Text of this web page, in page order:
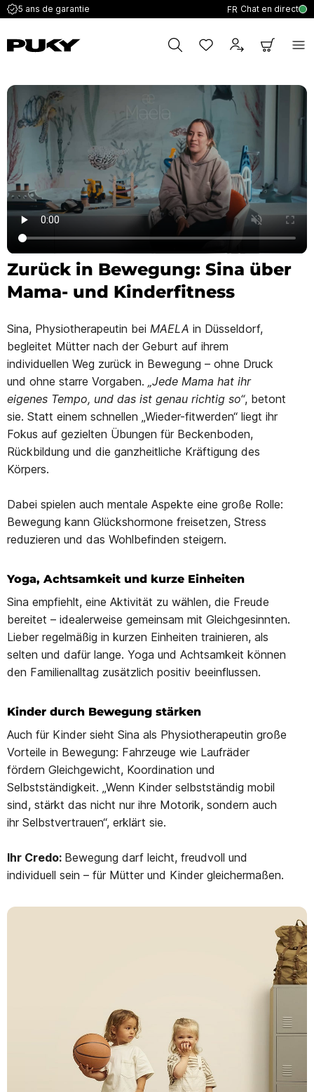
5 ans de garantie FR Chat en direct
Zurück in Bewegung: Sina über
Mama- und Kinderfitness
Sina, Physiotherapeutin bei MAELA in Düsseldorf,
begleitet Mütter nach der Geburt auf ihrem
individuellen Weg zurück in Bewegung – ohne Druck
und ohne starre Vorgaben. „Jede Mama hat ihr
eigenes Tempo, und das ist genau richtig so“, betont
sie. Statt einem schnellen „Wieder-fitwerden“ liegt ihr
Fokus auf gezielten Übungen für Beckenboden,
Rückbildung und die ganzheitliche Kräftigung des
Körpers.
Dabei spielen auch mentale Aspekte eine große Rolle:
Bewegung kann Glückshormone freisetzen, Stress
reduzieren und das Wohlbefinden steigern.
Yoga, Achtsamkeit und kurze Einheiten
Sina empfiehlt, eine Aktivität zu wählen, die Freude
bereitet – idealerweise gemeinsam mit Gleichgesinnten.
Lieber regelmäßig in kurzen Einheiten trainieren, als
selten und dafür lange. Yoga und Achtsamkeit können
den Familienalltag zusätzlich positiv beeinflussen.
Kinder durch Bewegung stärken
Auch für Kinder sieht Sina als Physiotherapeutin große
Vorteile in Bewegung: Fahrzeuge wie Laufräder
fördern Gleichgewicht, Koordination und
Selbstständigkeit. „Wenn Kinder selbstständig mobil
sind, stärkt das nicht nur ihre Motorik, sondern auch
ihr Selbstvertrauen“, erklärt sie.
Ihr Credo: Bewegung darf leicht, freudvoll und
individuell sein – für Mütter und Kinder gleichermaßen.